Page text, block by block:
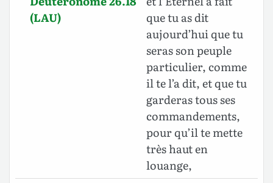
(LAU)
que tu as dit
aujourd’hui que tu
seras son peuple
particulier, comme
il te l’a dit, et que tu
garderas tous ses
commandements,
pour qu’il te mette
très haut en
louange,